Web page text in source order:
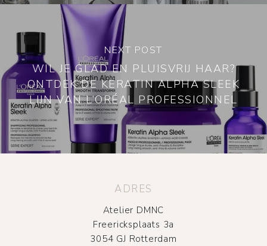
NEXT POST
WIL JE GLAD EN PLUISVRIJ HAAR?
ONTDEK DE KERATIN ALPHA SLEEK
LIJN VAN L’ORÉAL PROFESSIONNEL
ADRES
Atelier DMNC
Freericksplaats 3a
3054 GJ Rotterdam